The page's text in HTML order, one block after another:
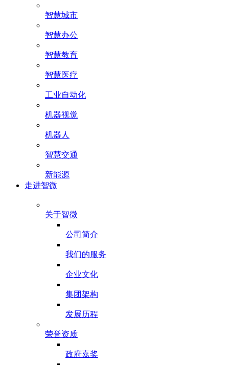
智慧城市
智慧办公
智慧教育
智慧医疗
工业自动化
机器视觉
机器人
智慧交通
新能源
走进智微
关于智微
公司简介
我们的服务
企业文化
集团架构
发展历程
荣誉资质
政府嘉奖